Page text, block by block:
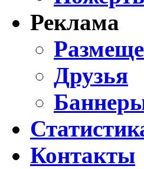
Реклама
Друзья
Контакты